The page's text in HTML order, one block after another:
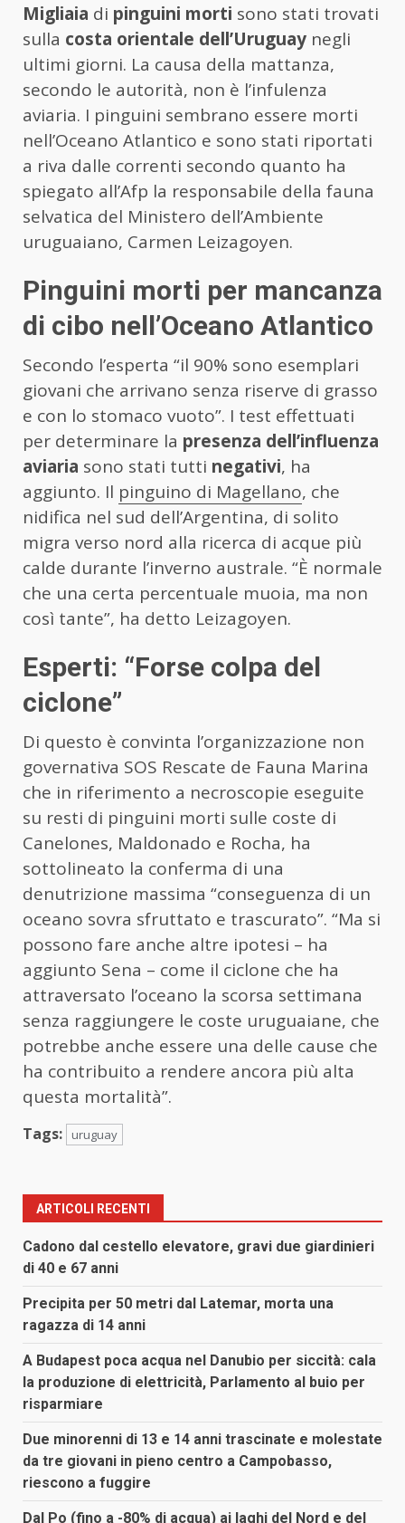
Migliaia di pinguini morti sono stati trovati
sulla costa orientale dell’Uruguay negli
ultimi giorni. La causa della mattanza,
secondo le autorità, non è l’infulenza
aviaria. I pinguini sembrano essere morti
nell’Oceano Atlantico e sono stati riportati
a riva dalle correnti secondo quanto ha
spiegato all’Afp la responsabile della fauna
selvatica del Ministero dell’Ambiente
uruguaiano, Carmen Leizagoyen.
Pinguini morti per mancanza
di cibo nell’Oceano Atlantico
Secondo l’esperta “il 90% sono esemplari
giovani che arrivano senza riserve di grasso
e con lo stomaco vuoto”. I test effettuati
per determinare la presenza dell’influenza
aviaria sono stati tutti negativi, ha
aggiunto. Il pinguino di Magellano, che
nidifica nel sud dell’Argentina, di solito
migra verso nord alla ricerca di acque più
calde durante l’inverno australe. “È normale
che una certa percentuale muoia, ma non
così tante”, ha detto Leizagoyen.
Esperti: “Forse colpa del
ciclone”
Di questo è convinta l’organizzazione non
governativa SOS Rescate de Fauna Marina
che in riferimento a necroscopie eseguite
su resti di pinguini morti sulle coste di
Canelones, Maldonado e Rocha, ha
sottolineato la conferma di una
denutrizione massima “conseguenza di un
oceano sovra sfruttato e trascurato”. “Ma si
possono fare anche altre ipotesi – ha
aggiunto Sena – come il ciclone che ha
attraversato l’oceano la scorsa settimana
senza raggiungere le coste uruguaiane, che
potrebbe anche essere una delle cause che
ha contribuito a rendere ancora più alta
questa mortalità”.
Tags: uruguay
ARTICOLI RECENTI
Cadono dal cestello elevatore, gravi due giardinieri
di 40 e 67 anni
Precipita per 50 metri dal Latemar, morta una
ragazza di 14 anni
A Budapest poca acqua nel Danubio per siccità: cala
la produzione di elettricità, Parlamento al buio per
risparmiare
Due minorenni di 13 e 14 anni trascinate e molestate
da tre giovani in pieno centro a Campobasso,
riescono a fuggire
Dal Po (fino a -80% di acqua) ai laghi del Nord e del